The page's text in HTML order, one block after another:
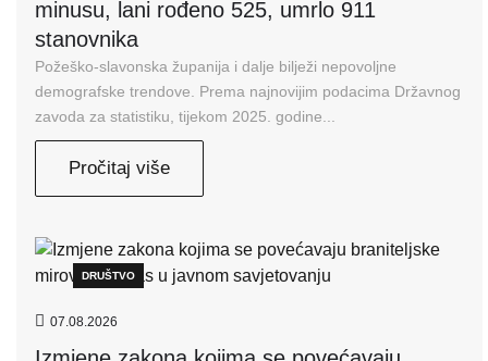
minusu, lani rođeno 525, umrlo 911
stanovnika
Požeško-slavonska županija i dalje bilježi nepovoljne
demografske trendove. Prema najnovijim podacima Državnog
zavoda za statistiku, tijekom 2025. godine...
Pročitaj više
DRUŠTVO
07.08.2026